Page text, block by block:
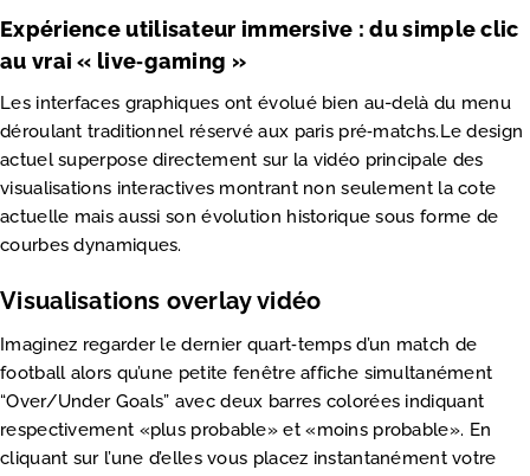
Expérience utilisateur immersive : du simple clic
au vrai « live‑gaming »
Les interfaces graphiques ont évolué bien au-delà du menu
déroulant traditionnel réservé aux paris pré‑matchs.Le design
actuel superpose directement sur la vidéo principale des
visualisations interactives montrant non seulement la cote
actuelle mais aussi son évolution historique sous forme de
courbes dynamiques.
Visualisations overlay vidéo
Imaginez regarder le dernier quart‑temps d’un match de
football alors qu’une petite fenêtre affiche simultanément
“Over/Under Goals” avec deux barres colorées indiquant
respectivement «​plus probable​» et «​moins probable​». En
cliquant sur l’une d’elles vous placez instantanément votre